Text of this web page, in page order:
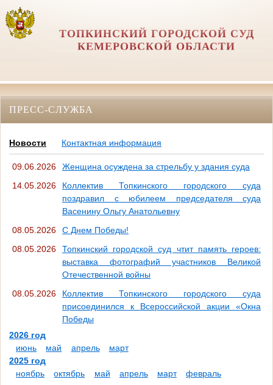
ТОПКИНСКИЙ ГОРОДСКОЙ СУД
КЕМЕРОВСКОЙ ОБЛАСТИ
ПРЕСС-СЛУЖБА
Новости Контактная информация
09.06.2026
Женщина осуждена за стрельбу у здания суда
14.05.2026
Коллектив Топкинского городского суда
поздравил с юбилеем председателя суда
Васенину Ольгу Анатольевну
08.05.2026
С Днем Победы!
08.05.2026
Топкинский городской суд чтит память героев:
выставка фотографий участников Великой
Отечественной войны
08.05.2026
Коллектив Топкинского городского суда
присоединился к Всероссийской акции «Окна
Победы
2026 год
июнь
май апрель
март
2025 год
ноябрь
октябрь май апрель март февраль